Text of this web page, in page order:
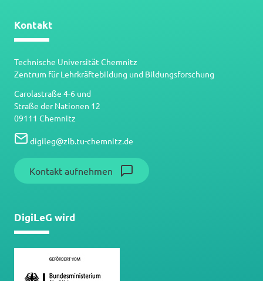
Kontakt
Technische Universität Chemnitz
Zentrum für Lehrkräftebildung und Bildungsforschung
Carolastraße 4-6 und
Straße der Nationen 12
09111 Chemnitz
digileg@zlb.tu-chemnitz.de
Kontakt aufnehmen
DigiLeG wird